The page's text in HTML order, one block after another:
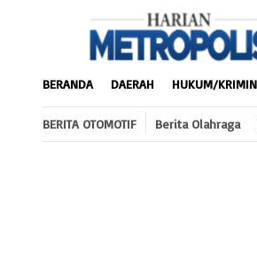
BERANDA DAERAH HUKUM/
BERITA OTOMOTIF Berita Olahraga